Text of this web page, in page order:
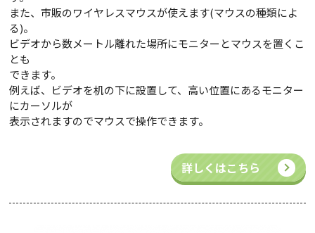
また、市販のワイヤレスマウスが使えます(マウスの種類によ
る)。
ビデオから数メートル離れた場所にモニターとマウスを置くこ
とも
できます。
例えば、ビデオを机の下に設置して、高い位置にあるモニター
にカーソルが
表示されますのでマウスで操作できます。
詳しくはこちら